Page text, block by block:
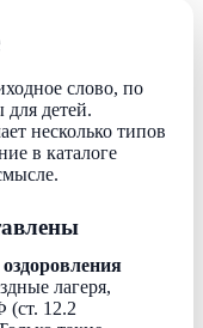
слово, по
детей.
несколько типов
в каталоге
лагеря,
(ст. 12.2